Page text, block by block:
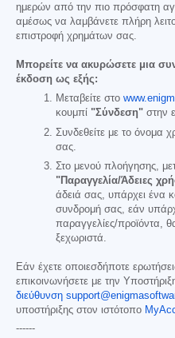
ημερών από την πιο πρόσφατη
αμέσως να λαμβάνετε πλήρη
επιστροφή χρημάτων σας.
Μπορείτε να ακυρώσετε μια
έκδοση ως εξής:
Μεταβείτε στο
κουμπί "Σύνδεση" στην
Συνδεθείτε με το όνομα
σας.
Στο μενού πλοήγησης,
"Παραγγελία/Άδειες
άδειά σας, υπάρχει ένα
συνδρομή σας, εάν
παραγγελίες/προϊόντα,
ξεχωριστά.
Εάν έχετε οποιεσδήποτε
επικοινωνήσετε με την
διεύθυνση
υποστήριξης στον ιστότοπο
------